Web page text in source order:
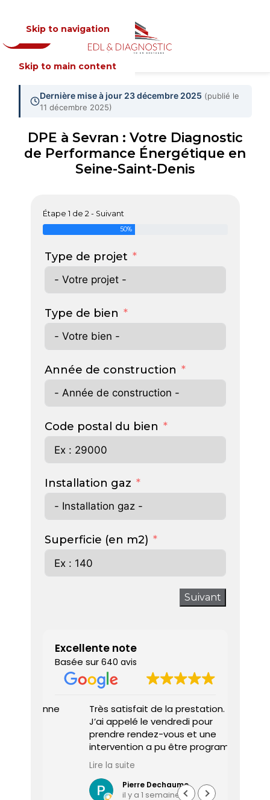
Skip to navigation
Skip to main content
MENU
Dernière mise à jour 23 décembre 2025 (publié le
11 décembre 2025)
DPE à Sevran : Votre Diagnostic
de Performance Énergétique en
Seine-Saint-Denis
Étape 1 de 2 - Suivant
50%
Type de projet
Type de bien
Année de construction
Code postal du bien
Installation gaz
Superficie (en m2)
Suivant
Excellente note
Basée sur 640 avis
Très satisfait de la prestation.
J’ai appelé le vendredi pour
prendre rendez-vous et une
intervention a pu être programmée
dès le lundi matin.
Le diagnostiqueur est arrivé à
l’heure, a été très professionnel,
efficace et a pris le temps de
Lire la suite
Pierre Dechaume
il y a 1 semaine